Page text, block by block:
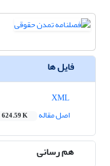
فایل ها
اصل مقاله
624.59 K
هم رسانی